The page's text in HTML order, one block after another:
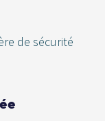
de sécurité